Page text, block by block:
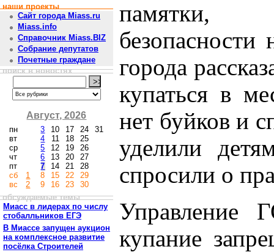
наши проекты
Сайт города Miass.ru
Miass.info
Справочник Miass.BIZ
Собрание депутатов
Почетные граждане
поиск в новостях
Август, 2026
пн
вт
ср
чт
пт
сб
вс
1
2
3
4
5
6
7
8
9
10
11
12
13
14
15
16
17
18
19
20
21
22
23
24
25
26
27
28
29
30
31
обсуждаемые темы
Миасс в лидерах по числу
стобалльников ЕГЭ
В Миассе запущен аукцион
на комплексное развитие
посёлка Строителей
памятки,
города
купаться в
нет буйков и
уделили
спросили о
Управление
купание